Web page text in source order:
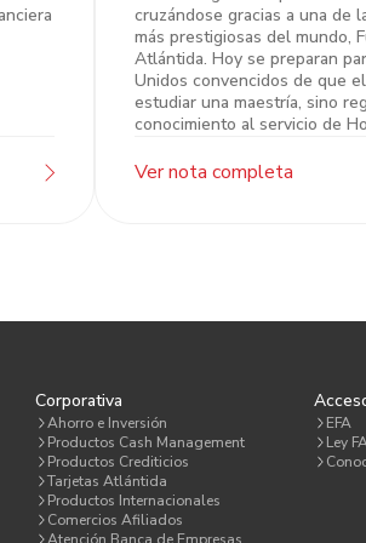
cruzándose gracias a una de
más prestigiosas del mundo,
Atlántida. Hoy se preparan
Unidos convencidos de que
estudiar una maestría, sino
conocimiento al servicio de
Ver nota completa
Corporativa
Ahorro e Inversión
Productos Cash Management
Productos Crediticios
Tarjetas Atlántida
Productos Internacionales
Comercios Afiliados
EFA
Ley